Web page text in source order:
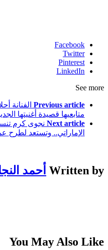
Facebook
Twitter
Pinterest
LinkedIn
See more
Previous article
متابعيها قصيدة أغنيتها
Next article نجوى كرم
الإماراتي.. وتستعد لطرح
Written by أحمد
You May Also Like